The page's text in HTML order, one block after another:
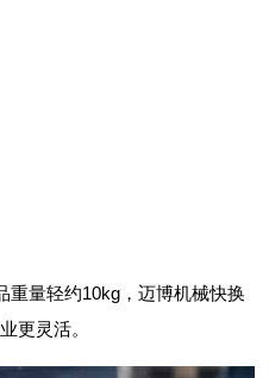
重量轻约10kg，迈博机械快换
更灵活。